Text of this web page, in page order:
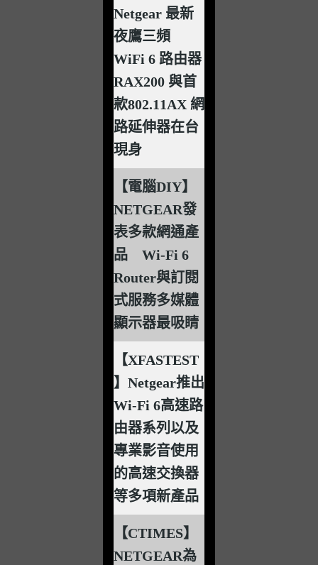
Netgear 最新
夜鷹三頻
WiFi 6 路由器
RAX200 與首
款802.11AX 網
路延伸器在台
現身
【電腦DIY】
NETGEAR發
表多款網通產
品 Wi-Fi 6
Router與訂閱
式服務多媒體
顯示器最吸睛
【XFASTEST
】Netgear推出
Wi-Fi 6高速路
由器系列以及
專業影音使用
的高速交換器
等多項新產品
【CTIMES】
NETGEAR為